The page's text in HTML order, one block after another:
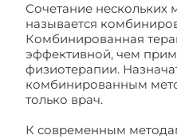
Сочетание нескольких
называется
Комбинированная
эффективной, чем
физиотерапии.
комбинированным
только врач.
К современным